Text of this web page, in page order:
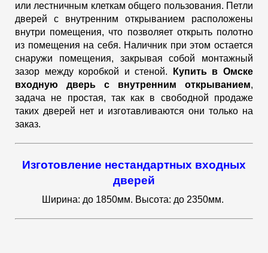
или лестничным клеткам общего пользования. Петли
дверей с внутренним открыванием расположены
внутри помещения, что позволяет открыть полотно
из помещения на себя. Наличник при этом остается
снаружи помещения, закрывая собой монтажный
зазор между коробкой и стеной.
Купить в Омске
входную дверь с внутренним открыванием,
задача не простая, так как в свободной продаже
таких дверей нет и изготавливаются они только на
заказ.
Изготовление нестандартных входных
дверей
Ширина: до 1850мм. Высота: до 2350мм.